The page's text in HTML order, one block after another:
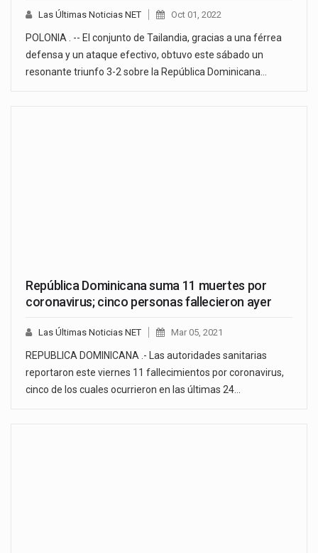
Las Últimas Noticias NET Oct 01, 2022
POLONIA . -- El conjunto de Tailandia, gracias a una férrea
defensa y un ataque efectivo, obtuvo este sábado un
resonante triunfo 3-2 sobre la República Dominicana…
República Dominicana suma 11 muertes por
coronavirus; cinco personas fallecieron ayer
Las Últimas Noticias NET Mar 05, 2021
REPUBLICA DOMINICANA .- Las autoridades sanitarias
reportaron este viernes 11 fallecimientos por coronavirus,
cinco de los cuales ocurrieron en las últimas 24…